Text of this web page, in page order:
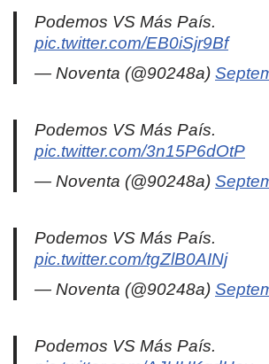
Podemos VS Más País.
pic.twitter.com/EB0iSjr9Bf
— Noventa (@90248a)
Podemos VS Más País.
pic.twitter.com/3n15P6dOtP
— Noventa (@90248a)
Podemos VS Más País.
pic.twitter.com/tgZlB0AINj
— Noventa (@90248a)
Podemos VS Más País.